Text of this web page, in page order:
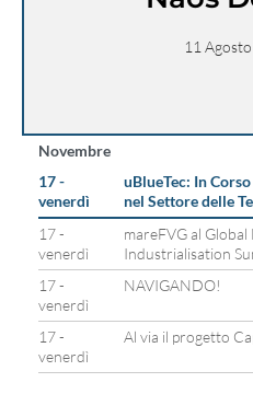
11
Novembre
17 -
venerdì
uBlueTec: In
nel Settore delle
17 -
venerdì
mareFVG al
Industrialisation
17 -
venerdì
NAVIGANDO!
17 -
venerdì
Al via il progetto